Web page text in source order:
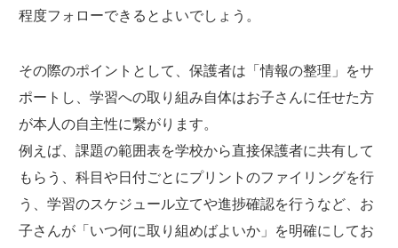
程度フォローできるとよいでしょう。
その際のポイントとして、保護者は「情報の整理」をサ
ポートし、学習への取り組み自体はお子さんに任せた方
が本人の自主性に繋がります。
例えば、課題の範囲表を学校から直接保護者に共有して
もらう、科目や日付ごとにプリントのファイリングを行
う、学習のスケジュール立てや進捗確認を行うなど、お
子さんが「いつ何に取り組めばよいか」を明確にしてお